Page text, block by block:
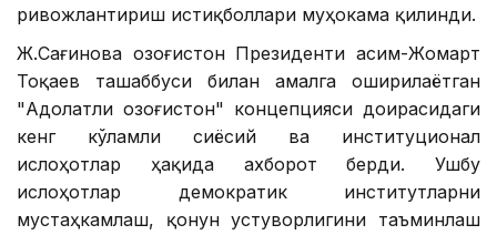
ривожлантириш истиқболлари муҳокама қилинди.
Ж.Сағинова Қозоғистон Президенти Қасим-Жомарт
Тоқаев ташаббуси билан амалга оширилаётган
"Адолатли Қозоғистон" концепцияси доирасидаги
кенг кўламли сиёсий ва институционал
ислоҳотлар ҳақида ахборот берди. Ушбу
ислоҳотлар демократик институтларни
мустаҳкамлаш, қонун устуворлигини таъминлаш